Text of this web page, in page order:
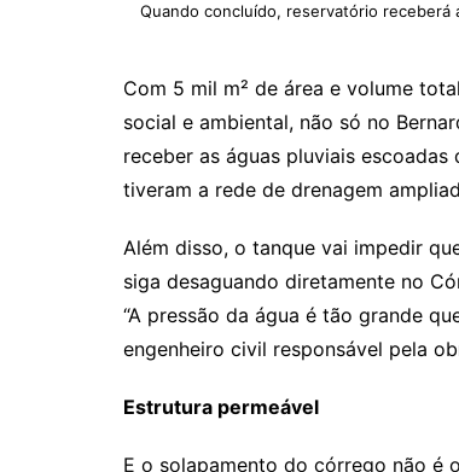
Quando concluído, reservatório receberá
Com 5 mil m² de área e volume
social e ambiental, não só no
receber as águas pluviais
tiveram a rede de drenagem
Além disso, o tanque vai impedir
siga desaguando diretamente no
“A pressão da água é tão grande
engenheiro civil responsável pela
Estrutura permeável
E o solapamento do córrego não é